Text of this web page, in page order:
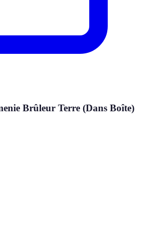
Brûleur Terre (Dans Boîte)